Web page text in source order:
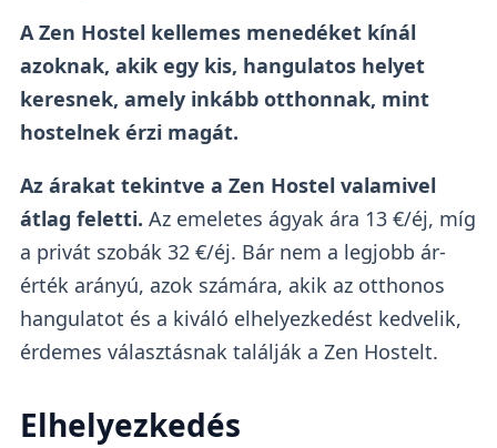
A Zen Hostel kellemes menedéket kínál
azoknak, akik egy kis, hangulatos helyet
keresnek, amely inkább otthonnak, mint
hostelnek érzi magát.
Az árakat tekintve a Zen Hostel valamivel
átlag feletti. Az emeletes ágyak ára 13 €/éj, míg
a privát szobák 32 €/éj. Bár nem a legjobb ár-
érték arányú, azok számára, akik az otthonos
hangulatot és a kiváló elhelyezkedést kedvelik,
érdemes választásnak találják a Zen Hostelt.
Elhelyezkedés